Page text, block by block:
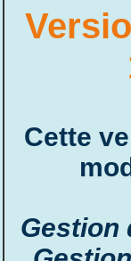
Cette
Gestion